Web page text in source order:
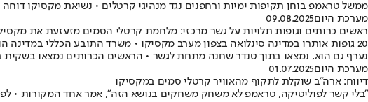
ממשל טראמפ בוחן תקיפות ימיות ורחפנים נגד מנהיגי קרטלים • נשיאת מקסיקו
מערכת היום09.08.2025
ראשים כרותים וגופות תלויות על גשר מרכזי: מלחמת קרטלי הסמים מזעזעת את
נערף גם הוא, נמצאו בתוך טנדר שחנה מתחת לגשר • הראשים הכרותים נמצאו בשקית
מערכת היום01.07.2025
דיווח: ארה"ב שוקלת לתקוף מהאוויר קרטלי סמים במקסיקו
"בלי קשר לפוליטיקה, טראמפ לא משחק משחקים בנושא הזה", אמר אחד המקורות •